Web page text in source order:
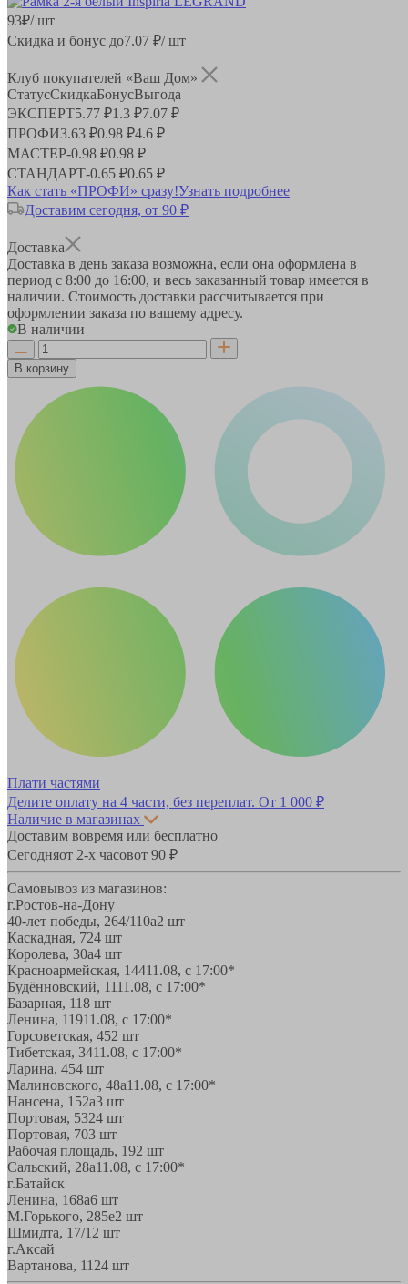
93₽/ шт
Скидка и бонус до7.07 ₽/ шт
Клуб покупателей «Ваш Дом»
СтатусСкидкаБонусВыгода
ЭКСПЕРТ5.77 ₽1.3 ₽7.07 ₽
ПРОФИ3.63 ₽0.98 ₽4.6 ₽
МАСТЕР-0.98 ₽0.98 ₽
СТАНДАРТ-0.65 ₽0.65 ₽
Как стать «ПРОФИ» сразу!Узнать подробнее
Доставим сегодня, от 90 ₽
Доставка
Доставка в день заказа возможна, если она оформлена в
период с 8:00 до 16:00, и весь заказанный товар имеется в
наличии. Стоимость доставки рассчитывается при
оформлении заказа по вашему адресу.
В наличии
В корзину
Плати частями
Делите оплату на 4 части, без переплат. От 1 000 ₽
Наличие в магазинах
Доставим вовремя или бесплатно
Сегодняот 2-х часовот 90 ₽
Самовывоз из магазинов:
г.Ростов-на-Дону
40-лет победы, 264/110а2 шт
Каскадная, 724 шт
Королева, 30а4 шт
Красноармейская, 14411.08, с 17:00*
Будённовский, 1111.08, с 17:00*
Базарная, 118 шт
Ленина, 11911.08, с 17:00*
Горсоветская, 452 шт
Тибетская, 3411.08, с 17:00*
Ларина, 454 шт
Малиновского, 48а11.08, с 17:00*
Нансена, 152а3 шт
Портовая, 5324 шт
Портовая, 703 шт
Рабочая площадь, 192 шт
Сальский, 28a11.08, с 17:00*
г.Батайск
Ленина, 168а6 шт
М.Горького, 285е2 шт
Шмидта, 17/1 2 шт
г.Аксай
Вартанова, 11 24 шт